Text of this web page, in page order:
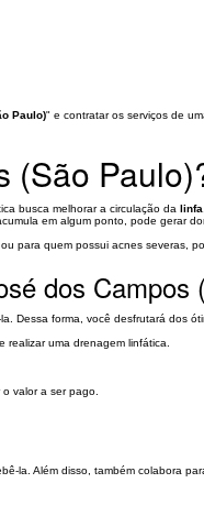
Paulo)" e contratar os serviços de
(São
busca melhorar a circulação da linfa
em algum ponto, pode gerar
para quem possui acnes severas,
dos Campos
Dessa forma, você desfrutará dos
uma drenagem linfática.
valor a ser pago.
la. Além disso, também colabora